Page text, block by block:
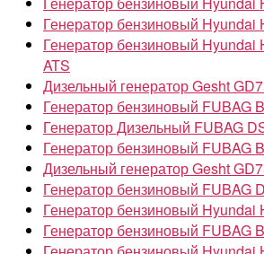
Генератор бензиновый Hyundai
Генератор бензиновый Hyundai
ATS
Дизельный генератор Gesht
Генератор бензиновый FUBAG
Генератор Дизельный FUBAG
Генератор бензиновый FUBAG
Дизельный генератор Gesht
Генератор бензиновый FUBAG
Генератор бензиновый Hyundai
Генератор бензиновый FUBAG